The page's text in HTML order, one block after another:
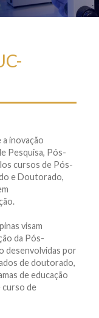
a inovação
Pesquisa, Pós-
cursos de Pós-
e Doutorado,
visam
da Pós-
desenvolvidas por
de doutorado,
de educação
curso de